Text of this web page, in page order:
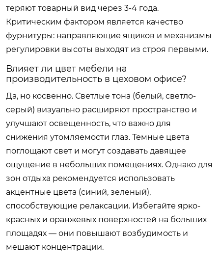
теряют товарный вид через 3-4 года.
Критическим фактором является качество
фурнитуры: направляющие ящиков и механизмы
регулировки высоты выходят из строя первыми.
Влияет ли цвет мебели на
производительность в цеховом офисе?
Да, но косвенно. Светлые тона (белый, светло-
серый) визуально расширяют пространство и
улучшают освещенность, что важно для
снижения утомляемости глаз. Темные цвета
поглощают свет и могут создавать давящее
ощущение в небольших помещениях. Однако для
зон отдыха рекомендуется использовать
акцентные цвета (синий, зеленый),
способствующие релаксации. Избегайте ярко-
красных и оранжевых поверхностей на больших
площадях — они повышают возбудимость и
мешают концентрации.